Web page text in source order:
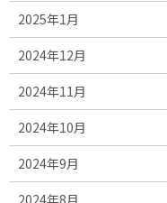
2025年1月
2024年12月
2024年11月
2024年10月
2024年9月
2024年8月